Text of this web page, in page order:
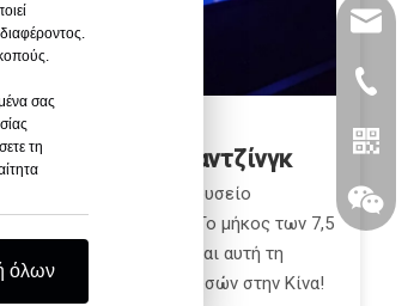
κόσμος της Ναντζίνγκ
μεδουσών στο μουσείο
από το εργοστάσιό μας. Το μήκος των 7,5
δεξαμενής μεδουσών είναι αυτή τη
δεξαμενή μεδουσών στην Κίνα!
+86-
σας
τη
όλων